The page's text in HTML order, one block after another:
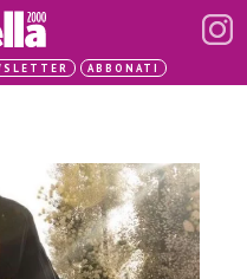
ABBONATI